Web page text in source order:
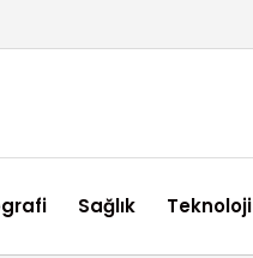
Sağlık Teknoloji